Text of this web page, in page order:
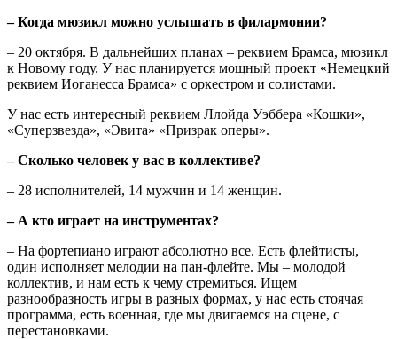
– Когда мюзикл можно услышать в филармонии?
– 20 октября. В дальнейших планах – реквием Брамса, мюзикл
к Новому году. У нас планируется мощный проект «Немецкий
реквием Иоганесса Брамса» с оркестром и солистами.
У нас есть интересный реквием Ллойда Уэббера «Кошки»,
«Суперзвезда», «Эвита» «Призрак оперы».
– Сколько человек у вас в коллективе?
– 28 исполнителей, 14 мужчин и 14 женщин.
– А кто играет на инструментах?
– На фортепиано играют абсолютно все. Есть флейтисты,
один исполняет мелодии на пан-флейте. Мы – молодой
коллектив, и нам есть к чему стремиться. Ищем
разнообразность игры в разных формах, у нас есть стоячая
программа, есть военная, где мы двигаемся на сцене, с
перестановками.